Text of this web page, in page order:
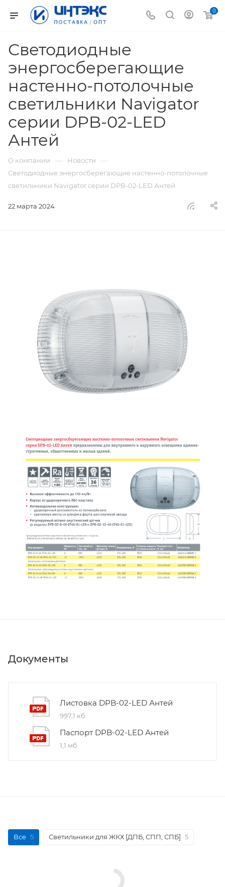
0
Светодиодные
энергосберегающие
настенно-потолочные
светильники Navigator
серии DPB-02-LED
Антей
О компании — Новости —
Светодиодные энергосберегающие настенно-потолочные
светильники Navigator серии DPB-02-LED Антей
22 марта 2024
Документы
Листовка DPB-02-LED Антей
997,1 кб
Паспорт DPB-02-LED Антей
1,1 мб
Все 5 Светильники для ЖКХ [ДПБ, СПП, СПБ] 5